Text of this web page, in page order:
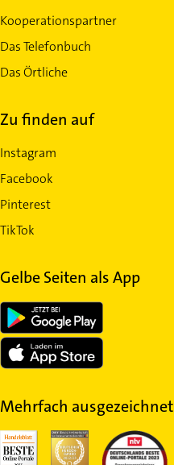
Kooperationspartner
Das Telefonbuch
Das Örtliche
Zu finden auf
Instagram
Facebook
Pinterest
TikTok
Gelbe Seiten als App
Mehrfach ausgezeichnet